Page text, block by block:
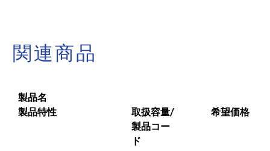
関連商品
製品名
製品特性
取扱容量/
製品コー
ド
希望価格